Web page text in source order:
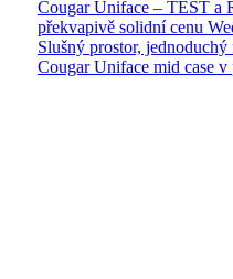
Cougar Uniface – TEST a
překvapivě solidní cenu
Slušný prostor,
Cougar Uniface mid case v